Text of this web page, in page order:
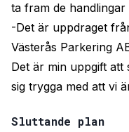
ta fram de handlingar
-Det är uppdraget
Västerås Parkering
Det är min uppgift att
sig trygga med att vi
Sluttande plan